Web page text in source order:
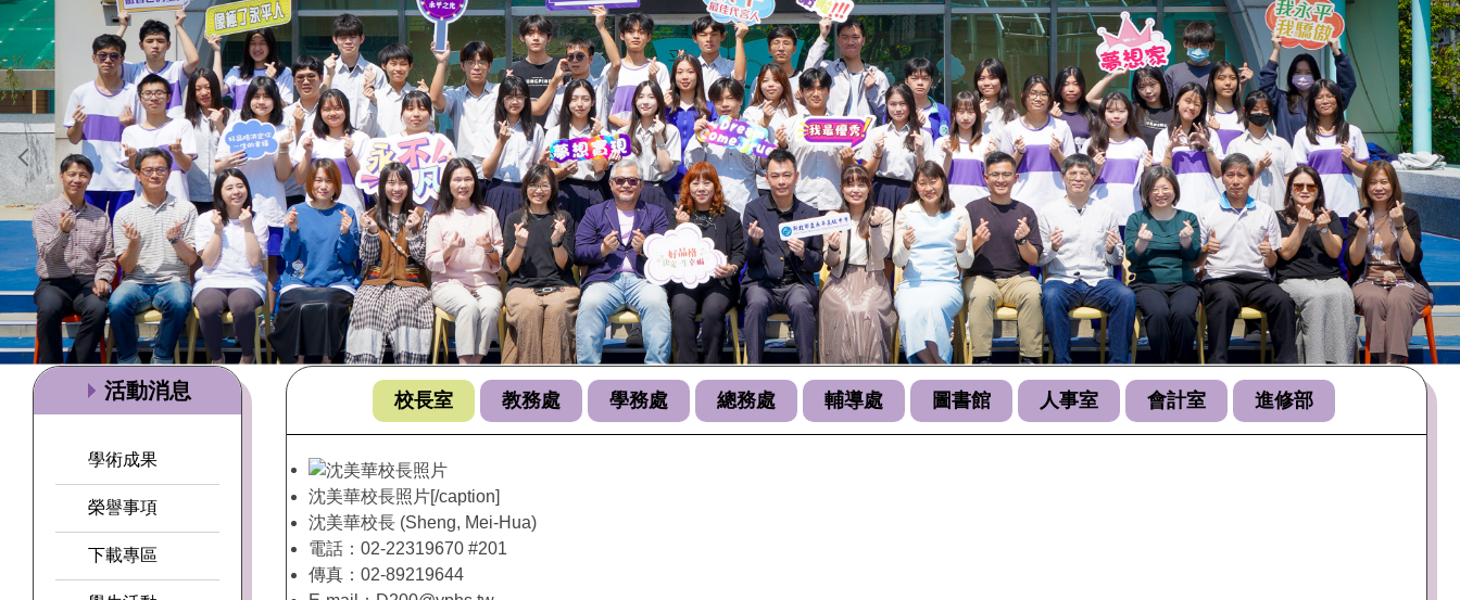
繁星照片
活動消息
學術成果
榮譽事項
下載專區
校長室 教務處 學務處 總務處 輔導處 圖書館 人事室 會計室 進修部
沈美華校長照片[/caption]
沈美華校長 (Sheng, Mei-Hua)
電話：02-22319670 #201
傳真：02-89219644